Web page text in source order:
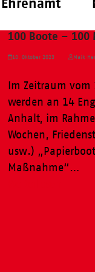
Ehrenamt
100 Boote – 100
10. Oktober 2023 Maik
Im Zeitraum
werden an 14
Anhalt, im
Wochen,
usw.)
Maßnahme“…